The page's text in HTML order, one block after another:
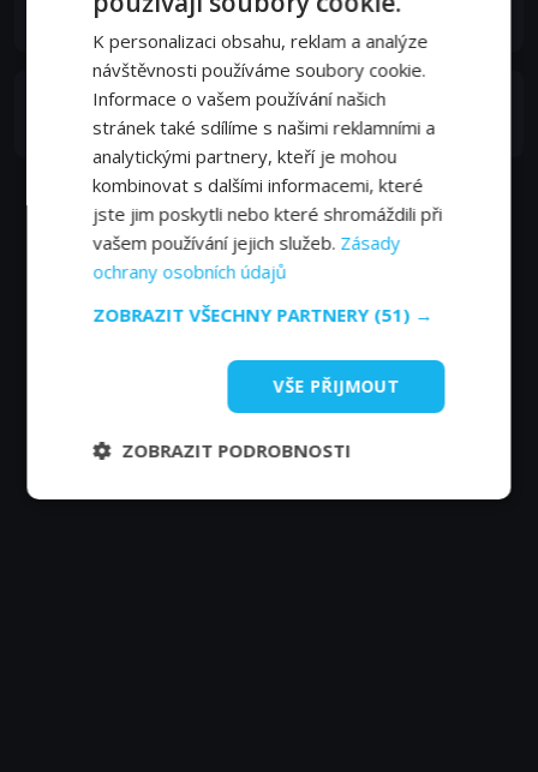
David Ostružár
K personalizaci obsahu, reklam a analýze
návštěvnosti používáme soubory cookie.
Informace o vašem používání našich
stránek také sdílíme s našimi reklamními a
analytickými partnery, kteří je mohou
kombinovat s dalšími informacemi, které
jste jim poskytli nebo které shromáždili při
vašem používání jejich služeb. Zásady
ochrany osobních údajů
ZOBRAZIT VŠECHNY PARTNERY (51) →
VŠE PŘIJMOUT
ZOBRAZIT PODROBNOSTI